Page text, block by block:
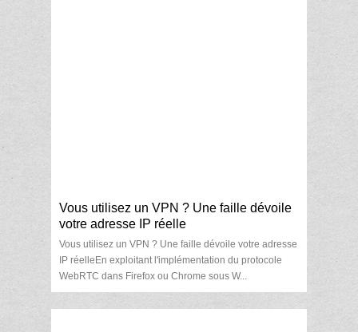
Vous utilisez un VPN ? Une faille dévoile
votre adresse IP réelle
Vous utilisez un VPN ? Une faille dévoile votre adresse
IP réelleEn exploitant l'implémentation du protocole
WebRTC dans Firefox ou Chrome sous W...